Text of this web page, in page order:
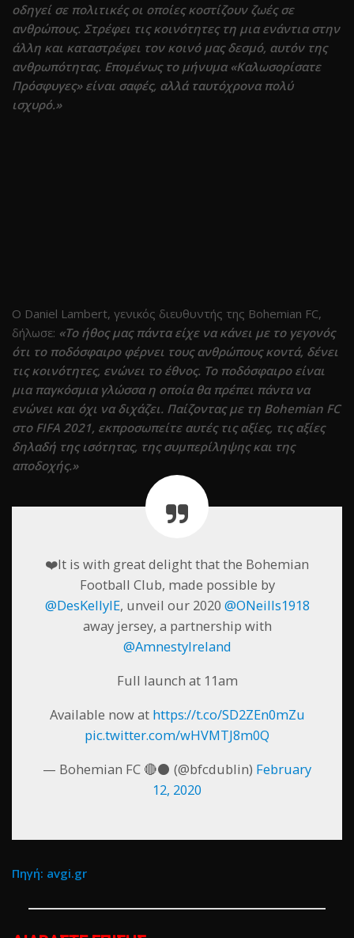
οδηγεί σε πολιτικές οι οποίες κοστίζουν ζωές σε
ανθρώπους. Στρέφει τις κοινότητες τη μια ενάντια στην
άλλη και καταστρέφει τον κοινό μας δεσμό, αυτόν της
ανθρωπότητας. Επομένως το μήνυμα «Καλωσορίσατε
Πρόσφυγες» είναι σαφές, αλλά ταυτόχρονα πολύ
ισχυρό.»
Ο Daniel Lambert, γενικός διευθυντής της Bohemian FC,
δήλωσε: «Το ήθος μας πάντα είχε να κάνει με το γεγονός
ότι το ποδόσφαιρο φέρνει τους ανθρώπους κοντά, δένει
τις κοινότητες, ενώνει το έθνος. Το ποδόσφαιρο είναι
μια παγκόσμια γλώσσα η οποία θα πρέπει πάντα να
ενώνει και όχι να διχάζει. Παίζοντας με τη Bohemian FC
στο FIFA 2021, εκπροσωπείτε αυτές τις αξίες, τις αξίες
δηλαδή της ισότητας, της συμπερίληψης και της
αποδοχής.»
❤️It is with great delight that the Bohemian
Football Club, made possible by
@DesKellyIE, unveil our 2020 @ONeills1918
away jersey, a partnership with
@AmnestyIreland
Full launch at 11am
Available now at https://t.co/SD2ZEn0mZu
pic.twitter.com/wHVMTJ8m0Q
— Bohemian FC 🔴⚫ (@bfcdublin) February
12, 2020
Πηγή: avgi.gr